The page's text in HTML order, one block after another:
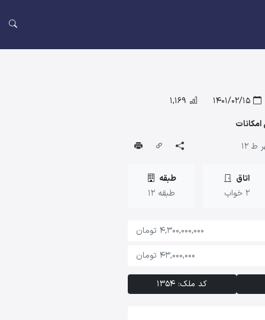
1401/02/15
12
اتاق
2 خواب
طبقه
طبقه 12
4,300,000,000 تومان
43,000,000 تومان
کد ملک: 1354